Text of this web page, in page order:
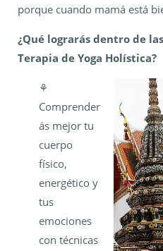
porque cuando mamá está
¿Qué lograrás dentro de
Terapia de Yoga Holística?
⚘️
Comprender
ás mejor tu
cuerpo
físico,
energético y
tus
emociones
con técnicas